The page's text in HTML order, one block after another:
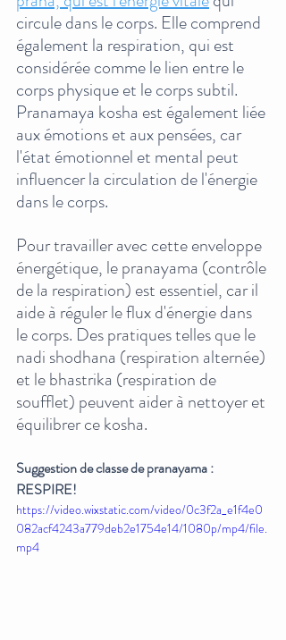
circule dans le corps. Elle comprend
également la respiration, qui est
considérée comme le lien entre le
corps physique et le corps subtil.
Pranamaya kosha est également liée
aux émotions et aux pensées, car
l'état émotionnel et mental peut
influencer la circulation de l'énergie
dans le corps.
Pour travailler avec cette enveloppe
énergétique, le pranayama (contrôle
de la respiration) est essentiel, car il
aide à réguler le flux d'énergie dans
le corps. Des pratiques telles que le
nadi shodhana (respiration alternée)
et le bhastrika (respiration de
soufflet) peuvent aider à nettoyer et
équilibrer ce kosha.
Suggestion de classe de pranayama :
RESPIRE!
https://video.wixstatic.com/video/0c3f2a_e1f4e0
082acf4243a779deb2e1754e14/1080p/mp4/file.
mp4